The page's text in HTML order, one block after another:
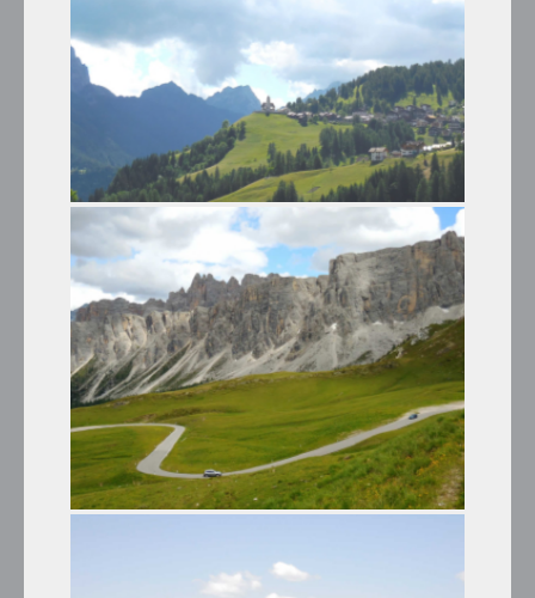
GIRO PANORAMICO MONTE
PELMO – PASSO GIAU – CIBIANA
DI CADORE
Tour Estivi
DOLOMITICI